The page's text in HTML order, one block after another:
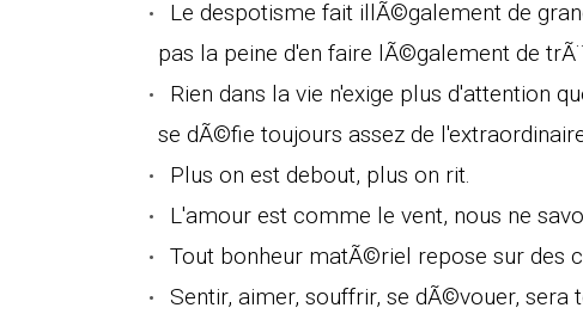
Le despotisme fait illÃ©galement de
pas la peine d'en faire lÃ©galement de
Rien dans la vie n'exige plus d'attention
se dÃ©fie toujours assez de
Plus on est debout, plus on rit.
L'amour est comme le vent, nous ne
Tout bonheur matÃ©riel repose sur des
Sentir, aimer, souffrir, se dÃ©vouer, sera